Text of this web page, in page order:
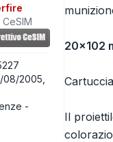
08/2005,
-
Centerfire
20x102
Il